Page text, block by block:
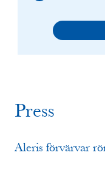
Press
Aleris förvärvar